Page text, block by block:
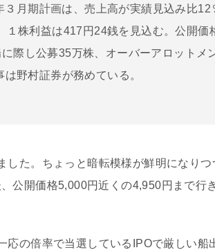
月期計画は、売上高が実績見込み比12
１株利益は417円24銭を見込む。公開価
際し公募35万株、オーバーアロットメ
野村証券が務めている。
した。ちょっと暗転模様が鮮明になりつ
公開価格5,000円近くの4,950円まで行
の倍率で当選しているIPOで厳しい船